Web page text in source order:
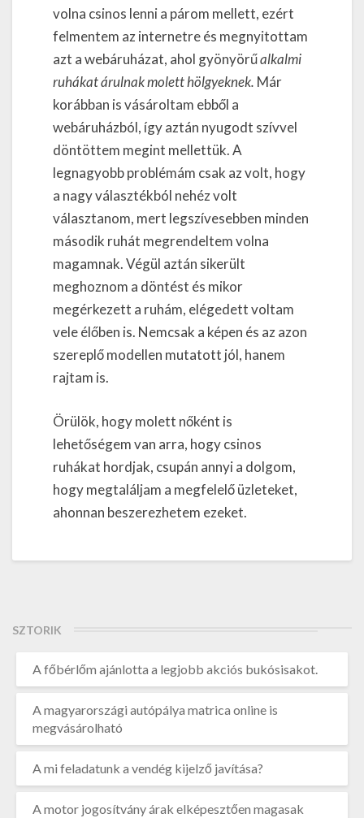
volna csinos lenni a párom mellett, ezért
felmentem az internetre és megnyitottam
azt a webáruházat, ahol gyönyörűalkalmi
ruhákat árulnak molett hölgyeknek. Már
korábban is vásároltam ebből a
webáruházból, így aztán nyugodt szívvel
döntöttem megint mellettük. A
legnagyobb problémám csak az volt, hogy
a nagy választékból nehéz volt
választanom, mert legszívesebben minden
második ruhát megrendeltem volna
magamnak. Végül aztán sikerült
meghoznom a döntést és mikor
megérkezett a ruhám, elégedett voltam
vele élőben is. Nemcsak a képen és az azon
szereplő modellen mutatott jól, hanem
rajtam is.
Örülök, hogy molett nőként is
lehetőségem van arra, hogy csinos
ruhákat hordjak, csupán annyi a dolgom,
hogy megtaláljam a megfelelő üzleteket,
ahonnan beszerezhetem ezeket.
SZTORIK
A főbérlőm ajánlotta a legjobb akciós bukósisakot.
A magyarországi autópálya matrica online is
megvásárolható
A mi feladatunk a vendég kijelző javítása?
A motor jogosítvány árak elképesztően magasak